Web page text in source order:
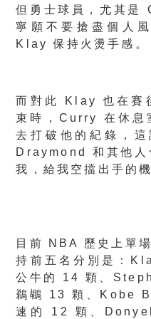
但勇士球員，尤其是
寧願不要搶盡個人
Klay 保持火燙手感。
而對此 Klay 也在賽
束時，Curry 在休息
去打破他的紀錄，
Draymond 和其他人
我，給我空擋出手的機
目前 NBA 歷史上單
持前五名分別是：
公牛的 14 顆、
鵜鶘 13 顆、Kobe
速的 12 顆、